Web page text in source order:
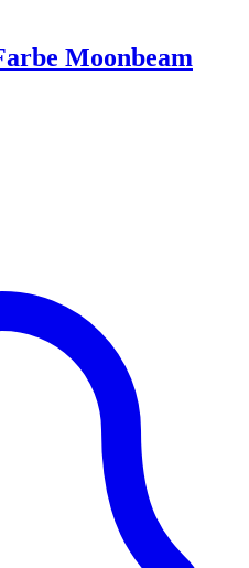
Moonbeam